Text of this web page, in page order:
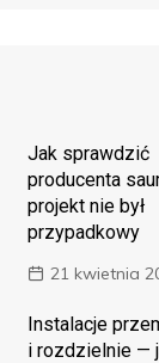
Jak sprawdzić
producenta
projekt nie był
przypadkowy
21 kwietnia
Instalacje
i rozdzielnie —